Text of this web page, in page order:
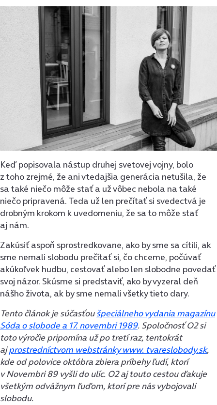
Keď popisovala nástup druhej svetovej vojny, bolo
z toho zrejmé, že ani vtedajšia generácia netušila, že
sa také niečo môže stať a už vôbec nebola na také
niečo pripravená. Teda už len prečítať si svedectvá je
drobným krokom k uvedomeniu, že sa to môže stať
aj nám.
Zakúsiť aspoň sprostredkovane, ako by sme sa cítili, ak
sme nemali slobodu prečítať si, čo chceme, počúvať
akúkoľvek hudbu, cestovať alebo len slobodne povedať
svoj názor. Skúsme si predstaviť, ako by vyzeral deň
nášho života, ak by sme nemali všetky tieto dary.
Tento článok je súčasťoušpeciálneho vydania magazínu
Sóda o slobode a 17. novembri 1989. Spoločnosť O2 si
toto výročie pripomína už po tretí raz, tentokrát
ajprostredníctvom webstránky www. tvareslobody.sk,
kde od polovice októbra zbiera príbehy ľudí, ktorí
v Novembri 89 vyšli do ulíc. O2 aj touto cestou ďakuje
všetkým odvážnym ľuďom, ktorí pre nás vybojovali
slobodu.